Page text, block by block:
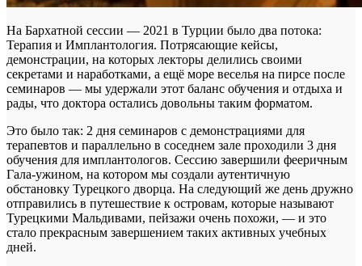
На Бархатной сессии — 2021 в Турции было два потока:
Терапия и Имплантология. Потрясающие кейсы,
демонстрации, на которых лекторы делились своими
секретами и наработками, а ещё море веселья на пирсе после
семинаров — мы удержали этот баланс обучения и отдыха и
рады, что доктора остались довольны таким форматом.
Это было так: 2 дня семинаров с демонстрациями для
терапевтов и параллельно в соседнем зале проходили 3 дня
обучения для имплантологов. Сессию завершили фееричным
Гала-ужином, на котором мы создали аутентичную
обстановку Турецкого дворца. На следующий же день дружно
отправились в путешествие к островам, которые называют
Турецкими Мальдивами, пейзажи очень похожи, — и это
стало прекрасным завершением таких активных учебных
дней.